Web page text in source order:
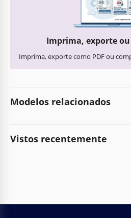
Imprima, exporte
Imprima, exporte como PDF ou
Modelos relacionados
Vistos recentemente